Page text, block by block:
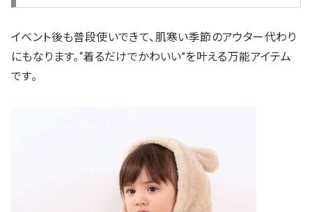
イベント後も普段使いできて、肌寒い季節のアウター代わり
にもなります。“着るだけでかわいい”を叶える万能アイテム
です。